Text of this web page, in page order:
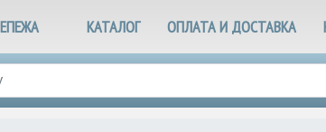
КАТАЛОГ ОПЛАТА И ДОСТАВКА